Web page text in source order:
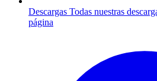
Descargas Todas nuestras
página